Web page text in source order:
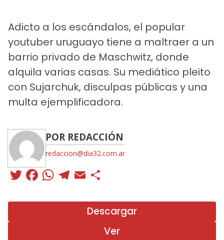
Adicto a los escándalos, el popular
youtuber uruguayo tiene a maltraer a un
barrio privado de Maschwitz, donde
alquila varias casas. Su mediático pleito
con Sujarchuk, disculpas públicas y una
multa ejemplificadora.
POR REDACCIÓN
redaccion@dia32.com.ar
Twitter
Facebook
WhatsApp
Telegram
Email
Descargar
Ver